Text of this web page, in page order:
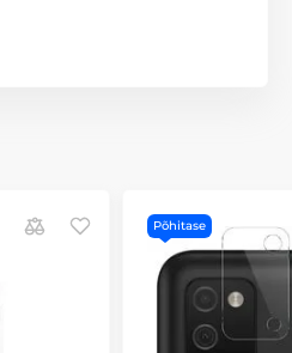
Põhitase